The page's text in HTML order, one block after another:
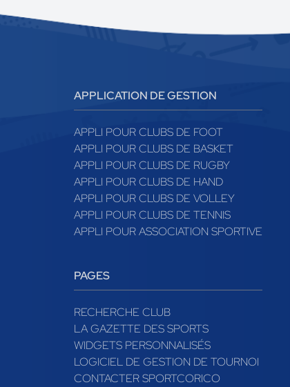
APPLICATION DE GESTION
APPLI POUR CLUBS DE FOOT
APPLI POUR CLUBS DE BASKET
APPLI POUR CLUBS DE RUGBY
APPLI POUR CLUBS DE HAND
APPLI POUR CLUBS DE VOLLEY
APPLI POUR CLUBS DE TENNIS
APPLI POUR ASSOCIATION SPORTIVE
PAGES
RECHERCHE CLUB
LA GAZETTE DES SPORTS
WIDGETS PERSONNALISÉS
LOGICIEL DE GESTION DE TOURNOI
CONTACTER SPORTCORICO